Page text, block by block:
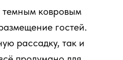
темным ковровым
гостей.
рассадку, так и